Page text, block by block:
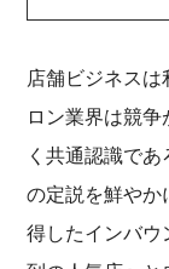
店舗ビジネス
ロン業界は競
く共通認識で
の定説を鮮やか
得したインバウ